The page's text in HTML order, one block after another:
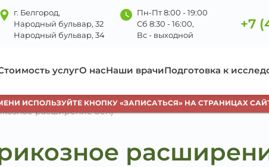
г. Белгород,
Народный бульвар, 32
Народный бульвар, 34
Пн-Пт 8:00 - 19:00
Сб 8:30 - 16:00,
Вс - выходной
+7
услугО насНаши врачиПодготовка к
КНОПКУ «ЗАПИСАТЬСЯ» НА СТРАНИЦАХ САЙТА.
расширение вен)